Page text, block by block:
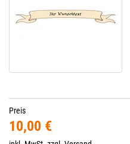
Preis
10,00 €